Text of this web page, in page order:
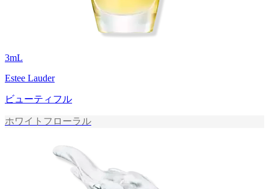
3mL
Estee Lauder
ビューティフル
ホワイトフローラル